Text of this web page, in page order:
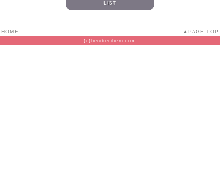
LIST
HOME PAGE TOP
(c)benibenibeni.com